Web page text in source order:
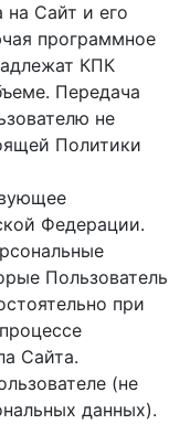
на Сайт и его
программное
КПК
Передача
не
Политики
Федерации.
Пользователь
при
Сайта.
(не
данных).